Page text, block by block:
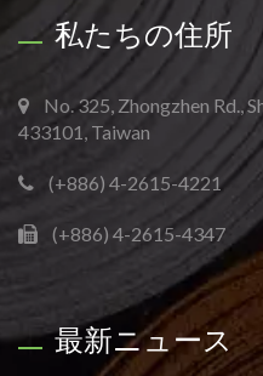
私たちの住所
No. 325, Zhongzhen Rd.,
433101, Taiwan
(+886) 4-2615-4221
(+886) 4-2615-4347
最新ニュース